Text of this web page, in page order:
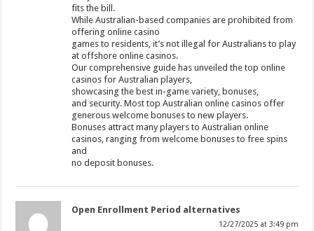
fits the bill.
While Australian-based companies are prohibited from
offering online casino
games to residents, it’s not illegal for Australians to play
at offshore online casinos.
Our comprehensive guide has unveiled the top online
casinos for Australian players,
showcasing the best in-game variety, bonuses,
and security. Most top Australian online casinos offer
generous welcome bonuses to new players.
Bonuses attract many players to Australian online
casinos, ranging from welcome bonuses to free spins
and
no deposit bonuses.
Open Enrollment Period alternatives
12/27/2025 at 3:49 pm